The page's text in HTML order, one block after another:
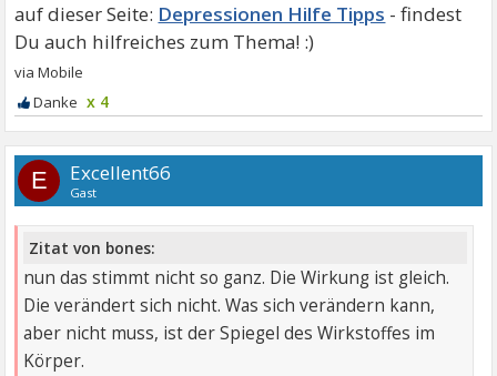
Depressionen Hilfe Tipps
x 4
E Excellent66
Gast
Zitat von bones:
nun das stimmt nicht so ganz. Die Wirkung ist gleich.
Die verändert sich nicht. Was sich verändern kann,
aber nicht muss, ist der Spiegel des Wirkstoffes im
Körper.